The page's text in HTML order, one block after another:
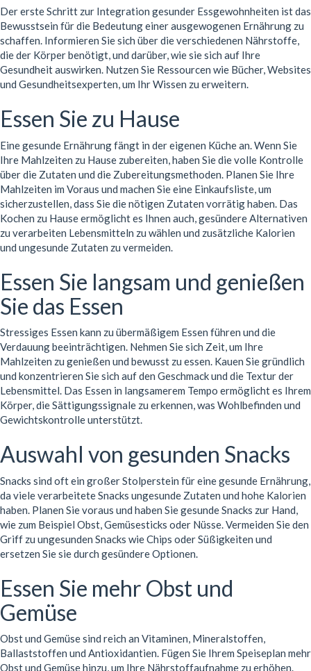
Der erste Schritt zur Integration gesunder Essgewohnheiten ist das
Bewusstsein für die Bedeutung einer ausgewogenen Ernährung zu
schaffen. Informieren Sie sich über die verschiedenen Nährstoffe,
die der Körper benötigt, und darüber, wie sie sich auf Ihre
Gesundheit auswirken. Nutzen Sie Ressourcen wie Bücher, Websites
und Gesundheitsexperten, um Ihr Wissen zu erweitern.
Essen Sie zu Hause
Eine gesunde Ernährung fängt in der eigenen Küche an. Wenn Sie
Ihre Mahlzeiten zu Hause zubereiten, haben Sie die volle Kontrolle
über die Zutaten und die Zubereitungsmethoden. Planen Sie Ihre
Mahlzeiten im Voraus und machen Sie eine Einkaufsliste, um
sicherzustellen, dass Sie die nötigen Zutaten vorrätig haben. Das
Kochen zu Hause ermöglicht es Ihnen auch, gesündere Alternativen
zu verarbeiten Lebensmitteln zu wählen und zusätzliche Kalorien
und ungesunde Zutaten zu vermeiden.
Essen Sie langsam und genießen
Sie das Essen
Stressiges Essen kann zu übermäßigem Essen führen und die
Verdauung beeinträchtigen. Nehmen Sie sich Zeit, um Ihre
Mahlzeiten zu genießen und bewusst zu essen. Kauen Sie gründlich
und konzentrieren Sie sich auf den Geschmack und die Textur der
Lebensmittel. Das Essen in langsamerem Tempo ermöglicht es Ihrem
Körper, die Sättigungssignale zu erkennen, was Wohlbefinden und
Gewichtskontrolle unterstützt.
Auswahl von gesunden Snacks
Snacks sind oft ein großer Stolperstein für eine gesunde Ernährung,
da viele verarbeitete Snacks ungesunde Zutaten und hohe Kalorien
haben. Planen Sie voraus und haben Sie gesunde Snacks zur Hand,
wie zum Beispiel Obst, Gemüsesticks oder Nüsse. Vermeiden Sie den
Griff zu ungesunden Snacks wie Chips oder Süßigkeiten und
ersetzen Sie sie durch gesündere Optionen.
Essen Sie mehr Obst und
Gemüse
Obst und Gemüse sind reich an Vitaminen, Mineralstoffen,
Ballaststoffen und Antioxidantien. Fügen Sie Ihrem Speiseplan mehr
Obst und Gemüse hinzu, um Ihre Nährstoffaufnahme zu erhöhen.